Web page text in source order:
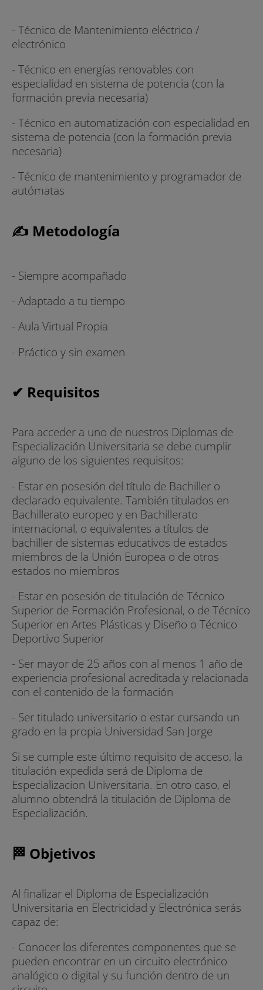
- Técnico de Mantenimiento eléctrico /
electrónico
- Técnico en energías renovables con
especialidad en sistema de potencia (con la
formación previa necesaria)
- Técnico en automatización con especialidad en
sistema de potencia (con la formación previa
necesaria)
- Técnico de mantenimiento y programador de
autómatas
✍ Metodología
- Siempre acompañado
- Adaptado a tu tiempo
- Aula Virtual Propia
- Práctico y sin examen
✔ Requisitos
Para acceder a uno de nuestros Diplomas de
Especialización Universitaria se debe cumplir
alguno de los siguientes requisitos:
- Estar en posesión del título de Bachiller o
declarado equivalente. También titulados en
Bachillerato europeo y en Bachillerato
internacional, o equivalentes a títulos de
bachiller de sistemas educativos de estados
miembros de la Unión Europea o de otros
estados no miembros
- Estar en posesión de titulación de Técnico
Superior de Formación Profesional, o de Técnico
Superior en Artes Plásticas y Diseño o Técnico
Deportivo Superior
- Ser mayor de 25 años con al menos 1 año de
experiencia profesional acreditada y relacionada
con el contenido de la formación
- Ser titulado universitario o estar cursando un
grado en la propia Universidad San Jorge
Si se cumple este último requisito de acceso, la
titulación expedida será de Diploma de
Especializacion Universitaria. En otro caso, el
alumno obtendrá la titulación de Diploma de
Especialización.
🏁 Objetivos
Al finalizar el Diploma de Especialización
Universitaria en Electricidad y Electrónica serás
capaz de:
- Conocer los diferentes componentes que se
pueden encontrar en un circuito electrónico
analógico o digital y su función dentro de un